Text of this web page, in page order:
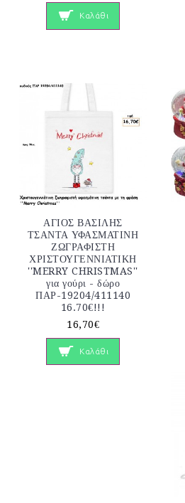
Καλάθι
ΑΓΙΟΣ ΒΑΣΙΛΗΣ
ΤΣΑΝΤΑ ΥΦΑΣΜΑΤΙΝΗ
ΖΩΓΡΑΦΙΣΤΗ
ΧΡΙΣΤΟΥΓΕΝΝΙΑΤΙΚΗ
''MERRY CHRISTMAS''
για γούρι - δώρο
ΠΑΡ-19204/411140
16.70€!!!
16,70€
Καλάθι